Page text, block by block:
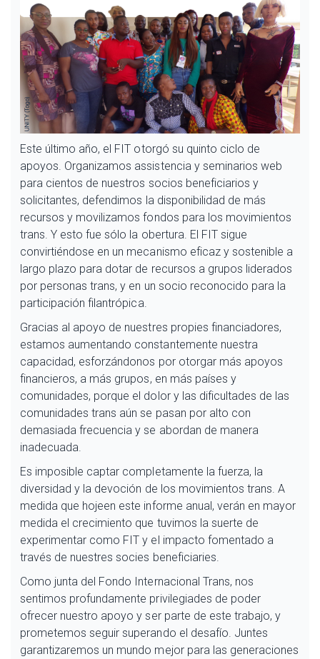
Este último año, el FIT otorgó su quinto ciclo de
apoyos. Organizamos assistencia y seminarios web
para cientos de nuestros socios beneficiarios y
solicitantes, defendimos la disponibilidad de más
recursos y movilizamos fondos para los movimientos
trans. Y esto fue sólo la obertura. El FIT sigue
convirtiéndose en un mecanismo eficaz y sostenible a
largo plazo para dotar de recursos a grupos liderados
por personas trans, y en un socio reconocido para la
participación filantrópica.
Gracias al apoyo de nuestres propies financiadores,
estamos aumentando constantemente nuestra
capacidad, esforzándonos por otorgar más apoyos
financieros, a más grupos, en más países y
comunidades, porque el dolor y las dificultades de las
comunidades trans aún se pasan por alto con
demasiada frecuencia y se abordan de manera
inadecuada.
Es imposible captar completamente la fuerza, la
diversidad y la devoción de los movimientos trans. A
medida que hojeen este informe anual, verán en mayor
medida el crecimiento que tuvimos la suerte de
experimentar como FIT y el impacto fomentado a
través de nuestres socies beneficiaries.
Como junta del Fondo Internacional Trans, nos
sentimos profundamente privilegiades de poder
ofrecer nuestro apoyo y ser parte de este trabajo, y
prometemos seguir superando el desafío. Juntes
garantizaremos un mundo mejor para las generaciones